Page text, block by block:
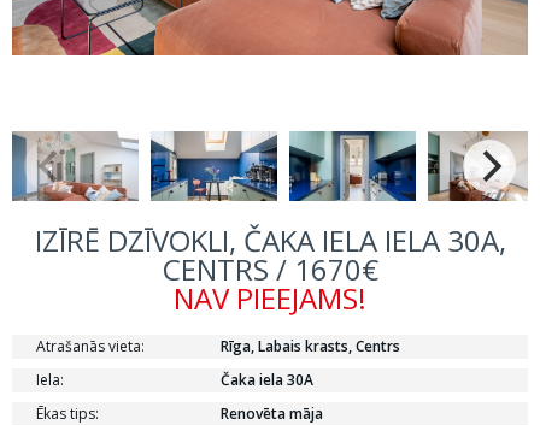
IZĪRĒ DZĪVOKLI, ČAKA IELA IELA 30A,
CENTRS / 1670€
NAV PIEEJAMS!
Atrašanās vieta:
Rīga, Labais krasts, Centrs
Iela:
Čaka iela 30A
Ēkas tips:
Renovēta māja